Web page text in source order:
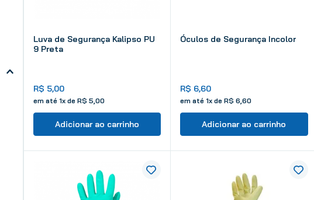
Luva de Segurança Kalipso PU
9 Preta
R$ 5,00
em até 1x de R$ 5,00
Adicionar ao carrinho
Óculos de Segurança Incolor
R$ 6,60
em até 1x de R$ 6,60
Adicionar ao carrinho